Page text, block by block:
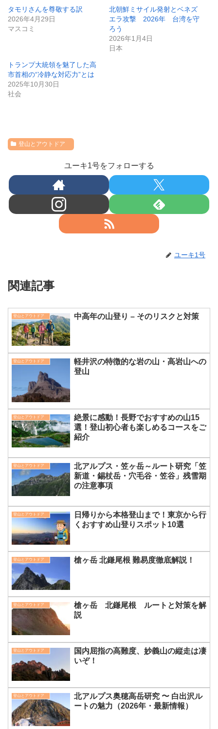
タモリさんを尊敬する訳
2026年4月29日
マスコミ
北朝鮮ミサイル発射とベネズ
エラ攻撃 2026年 台湾を守
ろう
2026年1月4日
日本
トランプ大統領を魅了した高
市首相の“冷静な対応力”とは
2025年10月30日
社会
登山とアウトドア
ユーキ1号をフォローする
ユーキ1号
関連記事
登山とアウトドア 中高年の山登り – そのリスクと対策
登山とアウトドア
軽井沢の特徴的な岩の山・高岩山への
登山
登山とアウトドア
絶景に感動！長野でおすすめの山15
選！登山初心者も楽しめるコースをご
紹介
登山とアウトドア
北アルプス・笠ヶ岳～ルート研究「笠
新道・錫杖岳・穴毛谷・笠谷」残雪期
の注意事項
登山とアウトドア
日帰りから本格登山まで！東京から行
くおすすめ山登りスポット10選
登山とアウトドア 槍ヶ岳 北鎌尾根 難易度徹底解説！
登山とアウトドア
槍ヶ岳 北鎌尾根 ルートと対策を解
説
登山とアウトドア
国内屈指の高難度、妙義山の縦走は凄
いぞ！
登山とアウトドア
北アルプス奥穂高岳研究 〜 白出沢ル
ートの魅力（2026年・最新情報）